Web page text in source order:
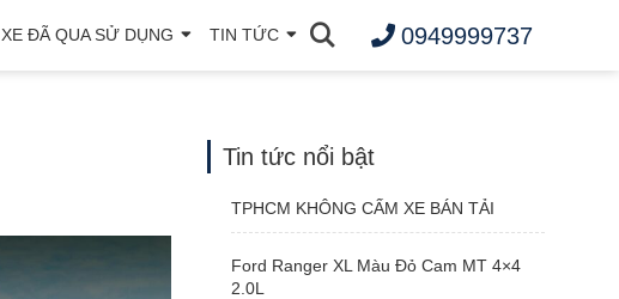
XE ĐÃ QUA SỬ DỤNG TIN TỨC 0949999737
Tin tức nổi bật
TPHCM KHÔNG CẤM XE BÁN TẢI
Ford Ranger XL Màu Đỏ Cam MT 4×4
2.0L